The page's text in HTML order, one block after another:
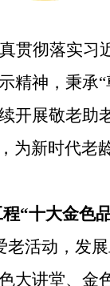
贯彻落实习
精神，秉
开展敬老
为新时代老
“十大金色
活动，发
大讲堂、